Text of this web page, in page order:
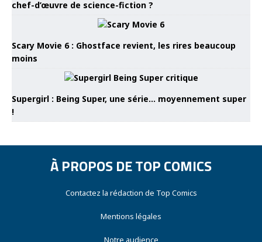
chef-d’œuvre de science-fiction ?
Scary Movie 6 : Ghostface revient, les rires beaucoup
moins
Supergirl : Being Super, une série… moyennement super
!
À PROPOS DE TOP COMICS
Contactez la rédaction de Top Comics
Mentions légales
Notre audience